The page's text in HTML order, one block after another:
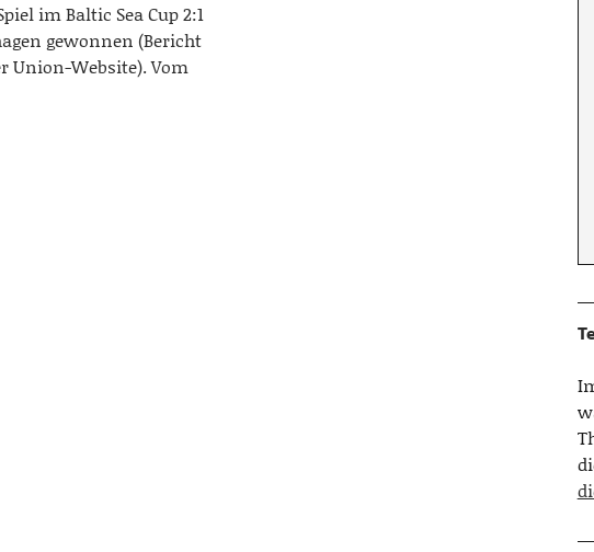
im Baltic Sea Cup 2:1
gewonnen (Bericht
Union-Website). Vom